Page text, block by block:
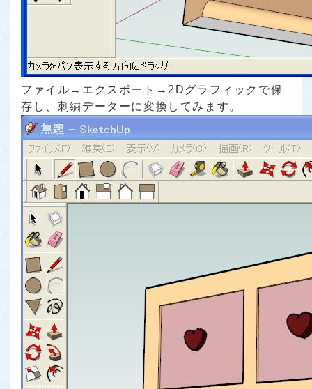
ファイル→エクスポート→2Dグラフィックで保
存し、刺繍データーに変換してみます。